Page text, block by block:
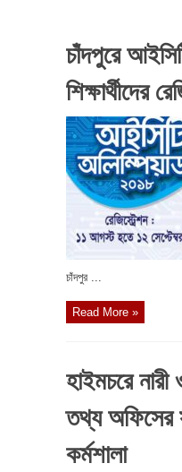
চাঁদপুরে
শিক্ষার্থীদের
চাঁদপুর ...
Read More »
হাইমচরে
তথ্য
কর্মশালা